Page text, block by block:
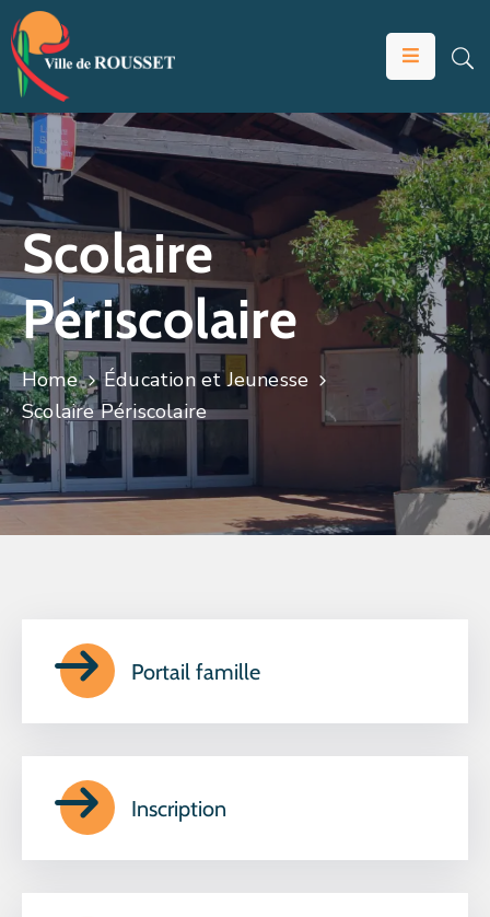
VOTRE
MAIRIE
VIVRE
ROUSSET
ÉDUCATION
ET
JEUNESSE
SOLIDARITÉS
ÉCONOMIE
ANIMATION
Scolaire
Périscolaire
Home
Éducation et Jeunesse
Scolaire Périscolaire
Portail famille
Inscription